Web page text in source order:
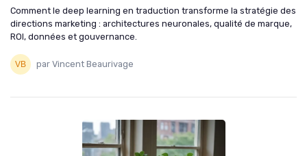
Comment le deep learning en traduction transforme la stratégie des
directions marketing : architectures neuronales, qualité de marque,
ROI, données et gouvernance.
par Vincent Beaurivage